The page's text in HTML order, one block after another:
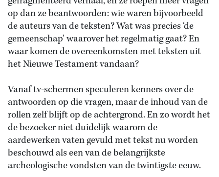
op dan ze beantwoorden: wie waren bijvoorbeeld
de auteurs van de teksten? Wat was precies ‘de
gemeenschap’ waarover het regelmatig gaat? En
waar komen de overeenkomsten met teksten uit
het Nieuwe Testament vandaan?
Vanaf tv-schermen speculeren kenners over de
antwoorden op die vragen, maar de inhoud van de
rollen zelf blijft op de achtergrond. En zo wordt het
de bezoeker niet duidelijk waarom de
aardewerken vaten gevuld met tekst nu worden
beschouwd als een van de belangrijkste
archeologische vondsten van de twintigste eeuw.